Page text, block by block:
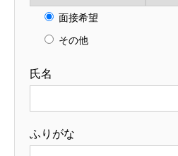
面接希望
その他
氏名
ふりがな